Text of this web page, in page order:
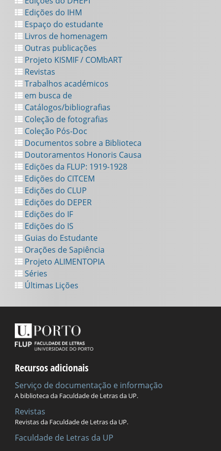
Edições do IHM
Espaço do estudante
Livros de homenagem
Outras publicações
Projeto KISMIF / COMbART
Revistas
Trabalhos académicos
em busca de
Catálogos/bibliografias
Coleção de fotografias
Coleção Pós-Doc
Documentos sobre a Biblioteca
Doutoramentos Honoris Causa
Edições da FLUP: 1919-1928
Edições do CITCEM
Edições do CLUP
Edições do DEPER
Edições do IF
Edições do IS
Guias do Estudante
Orações de Sapiência
Projeto ALIMENTOPIA
Séries
Últimas Lições
Recursos adicionais
Serviço de documentação e informação
A biblioteca da Faculdade de Letras da UP.
Revistas
Revistas da Faculdade de Letras da UP.
Faculdade de Letras da UP